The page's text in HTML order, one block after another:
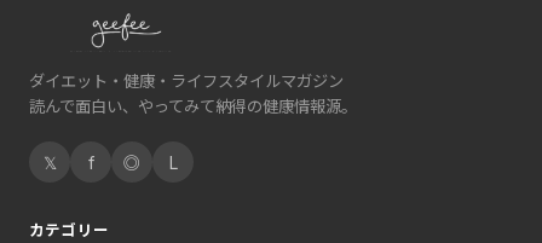
ダイエット・健康・ライフスタイルマガジン
読んで面白い、やってみて納得の健康情報源。
𝕏 f ◎ L
カテゴリー